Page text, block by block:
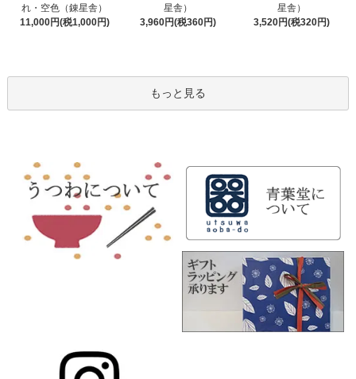
れ・空色（錬星舎）
11,000円(税1,000円)
星舎）
3,960円(税360円)
星舎）
3,520円(税320円)
もっと見る